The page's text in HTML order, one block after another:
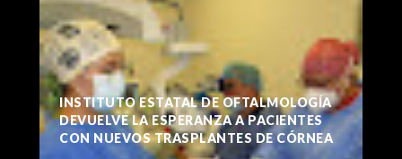
INSTITUTO ESTATAL DE OFTALMOLOGÍA
DEVUELVE LA ESPERANZA A PACIENTES
CON NUEVOS TRASPLANTES DE CÓRNEA